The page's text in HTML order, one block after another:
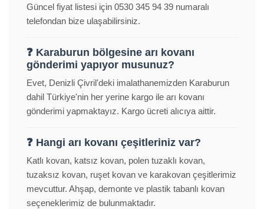
Güncel fiyat listesi için 0530 345 94 39 numaralı
telefondan bize ulaşabilirsiniz.
❓ Karaburun bölgesine arı kovanı
gönderimi yapıyor musunuz?
Evet, Denizli Çivril'deki imalathanemizden Karaburun
dahil Türkiye'nin her yerine kargo ile arı kovanı
gönderimi yapmaktayız. Kargo ücreti alıcıya aittir.
❓ Hangi arı kovanı çeşitleriniz var?
Katlı kovan, katsız kovan, polen tuzaklı kovan,
tuzaksız kovan, ruşet kovan ve karakovan çeşitlerimiz
mevcuttur. Ahşap, demonte ve plastik tabanlı kovan
seçeneklerimiz de bulunmaktadır.